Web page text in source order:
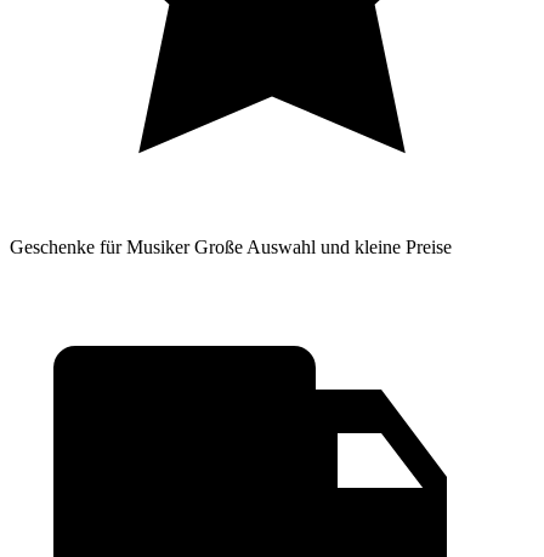
Geschenke für Musiker Große Auswahl und kleine Preise